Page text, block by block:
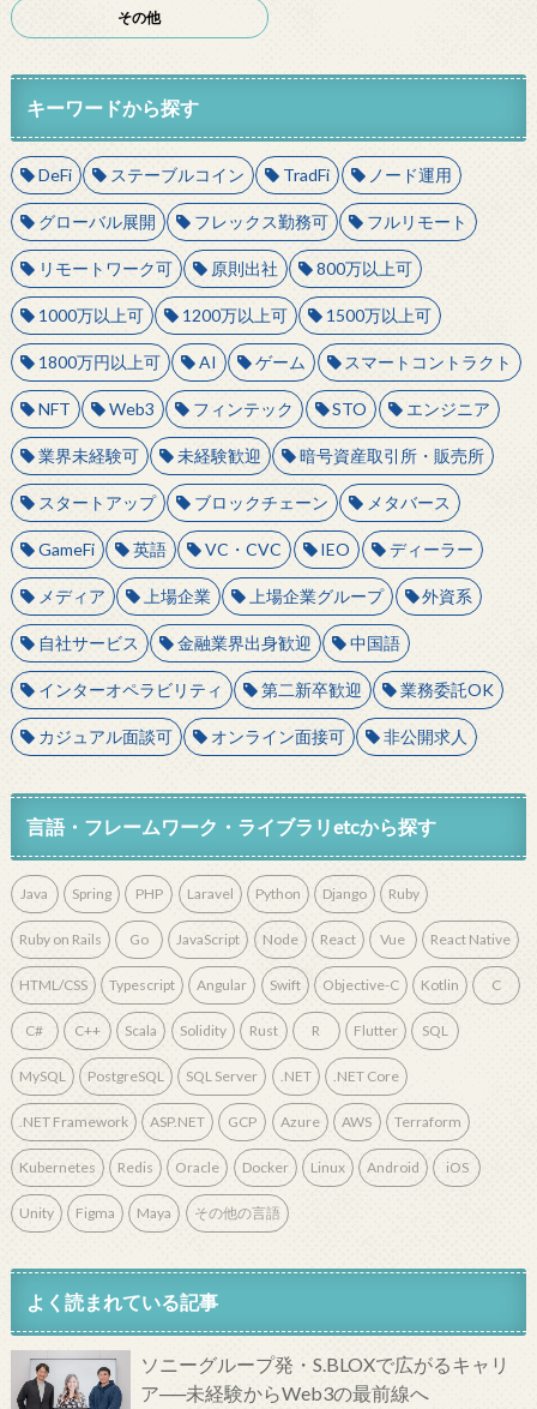
その他
キーワードから探す
DeFi ステーブルコイン TradFi ノード運用
グローバル展開 フレックス勤務可 フルリモート
リモートワーク可 原則出社 800万以上可
1000万以上可 1200万以上可 1500万以上可
1800万円以上可 AI ゲーム スマートコントラクト
NFT Web3 フィンテック STO エンジニア
業界未経験可 未経験歓迎 暗号資産取引所・販売所
スタートアップ ブロックチェーン メタバース
GameFi 英語 VC・CVC IEO ディーラー
メディア 上場企業 上場企業グループ 外資系
自社サービス 金融業界出身歓迎 中国語
インターオペラビリティ 第二新卒歓迎 業務委託OK
カジュアル面談可 オンライン面接可 非公開求人
言語・フレームワーク・ライブラリetcから探す
Java Spring PHP Laravel Python Django Ruby
Ruby on Rails Go JavaScript Node React Vue React Native
HTML/CSS Typescript Angular Swift Objective-C Kotlin C
C# C++ Scala Solidity Rust R Flutter SQL
MySQL PostgreSQL SQL Server .NET .NET Core
.NET Framework ASP.NET GCP Azure AWS Terraform
Kubernetes Redis Oracle Docker Linux Android iOS
Unity Figma Maya その他の言語
よく読まれている記事
ソニーグループ発・S.BLOXで広がるキャリ
ア──未経験からWeb3の最前線へ